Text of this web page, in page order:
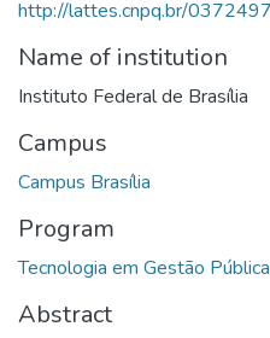
http://lattes.cnpq.br/
Name of institution
Instituto Federal de Brasília
Campus
Campus Brasília
Program
Tecnologia em Gestão Pública
Abstract